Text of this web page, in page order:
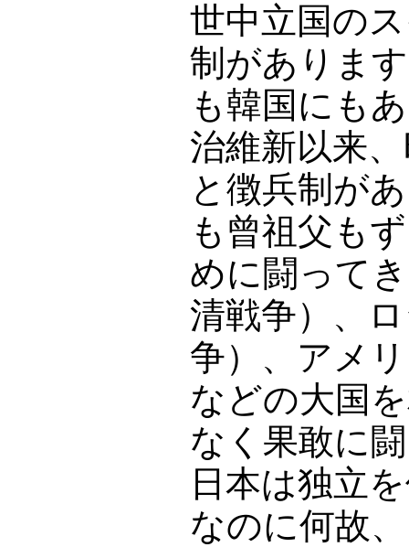
世中立国の
制がありま
も韓国にも
治維新以来
と徴兵制が
も曾祖父も
めに闘って
清戦争）、
争）、アメ
などの大国
なく果敢に
日本は独立
なのに何故